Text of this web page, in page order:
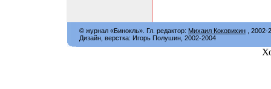
© журнал «Бинокль». Гл. редактор: Михаил Коковихин , 2002-
Дизайн, верстка: Игорь Полушин, 2002-2004